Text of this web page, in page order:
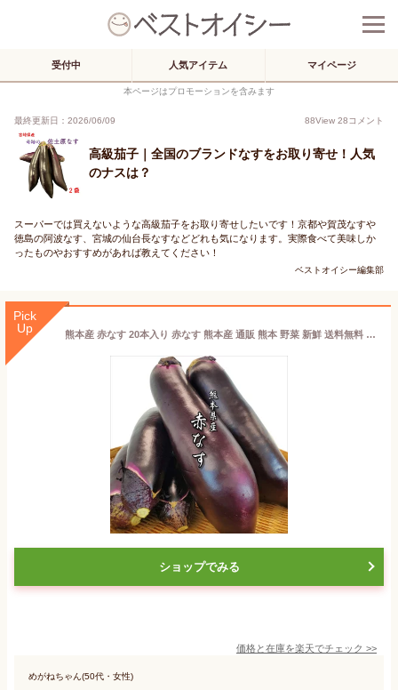
受付中 人気アイテム マイページ
本ページはプロモーションを含みます
最終更新日：2026/06/09 88View 28コメント
高級茄子｜全国のブランドなすをお取り寄せ！人気
のナスは？
スーパーでは買えないような高級茄子をお取り寄せしたいです！京都や賀茂なすや
徳島の阿波なす、宮城の仙台長なすなどどれも気になります。実際食べて美味しか
ったものやおすすめがあれば教えてください！
ベストオイシー編集部
Pick
Up
熊本産 赤なす 20本入り 赤なす 熊本産 通販 熊本 野菜 新鮮 送料無料 熊本県産 なす 赤茄子 茄子 新鮮野菜 旬の野菜 送料無料
ショップでみる
価格と在庫を楽天でチェック >>
めがねちゃん(50代・女性)